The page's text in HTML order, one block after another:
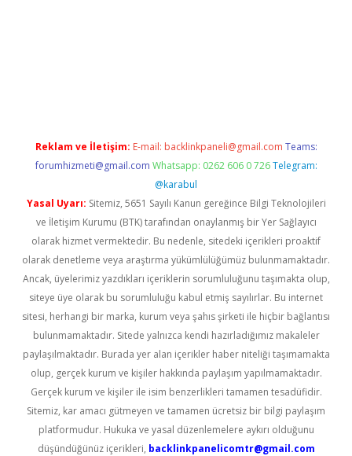
Reklam ve İletişim: E-mail: backlinkpaneli@gmail.com Teams:
forumhizmeti@gmail.com Whatsapp: 0262 606 0 726 Telegram:
@karabul
Yasal Uyarı: Sitemiz, 5651 Sayılı Kanun gereğince Bilgi Teknolojileri
ve İletişim Kurumu (BTK) tarafından onaylanmış bir Yer Sağlayıcı
olarak hizmet vermektedir. Bu nedenle, sitedeki içerikleri proaktif
olarak denetleme veya araştırma yükümlülüğümüz bulunmamaktadır.
Ancak, üyelerimiz yazdıkları içeriklerin sorumluluğunu taşımakta olup,
siteye üye olarak bu sorumluluğu kabul etmiş sayılırlar. Bu internet
sitesi, herhangi bir marka, kurum veya şahıs şirketi ile hiçbir bağlantısı
bulunmamaktadır. Sitede yalnızca kendi hazırladığımız makaleler
paylaşılmaktadır. Burada yer alan içerikler haber niteliği taşımamakta
olup, gerçek kurum ve kişiler hakkında paylaşım yapılmamaktadır.
Gerçek kurum ve kişiler ile isim benzerlikleri tamamen tesadüfidir.
Sitemiz, kar amacı gütmeyen ve tamamen ücretsiz bir bilgi paylaşım
platformudur. Hukuka ve yasal düzenlemelere aykırı olduğunu
düşündüğünüz içerikleri, backlinkpanelicomtr@gmail.com